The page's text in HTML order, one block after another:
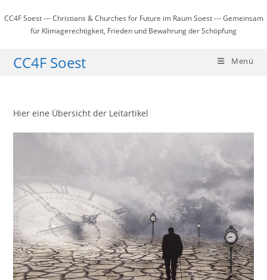
Inhalt
springen
CC4F Soest --- Christians & Churches for Future im Raum Soest --- Gemeinsam
für Klimagerechtigkeit, Frieden und Bewahrung der Schöpfung
CC4F Soest Menü
Hier eine Übersicht der Leitartikel